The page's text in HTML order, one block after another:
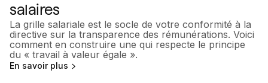
salaires
La grille salariale est le socle de votre conformité à la
directive sur la transparence des rémunérations. Voici
comment en construire une qui respecte le principe
du « travail à valeur égale ».
En savoir plus